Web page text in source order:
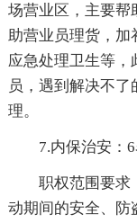
场营业区，主要帮
助营业员理货，加
应急处理卫生等，
员，遇到解决不
理。
7.内保治安：
职权范围要求
动期间的安全、防